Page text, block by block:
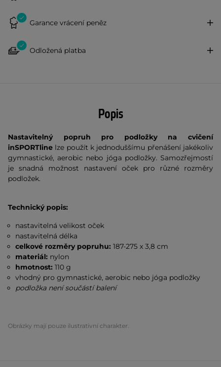
Garance vrácení peněz
Odložená platba
Popis
Nastavitelný popruh pro podložky na cvičení
inSPORTline lze použít k jednoduššímu přenášení jakékoliv
gymnastické, aerobic nebo jóga podložky. Samozřejmostí
je snadná možnost nastavení oček pro různé rozměry
podložek.
Technický popis:
nastavitelná velikost oček
nastavitelná délka
celkové rozměry popruhu:187-275 x 3,8 cm
materiál: nylon
hmotnost: 110 g
vhodný pro gymnastické, aerobic nebo jóga podložky
podložka není součástí balení
Obrázky mají pouze ilustrativní charakter.